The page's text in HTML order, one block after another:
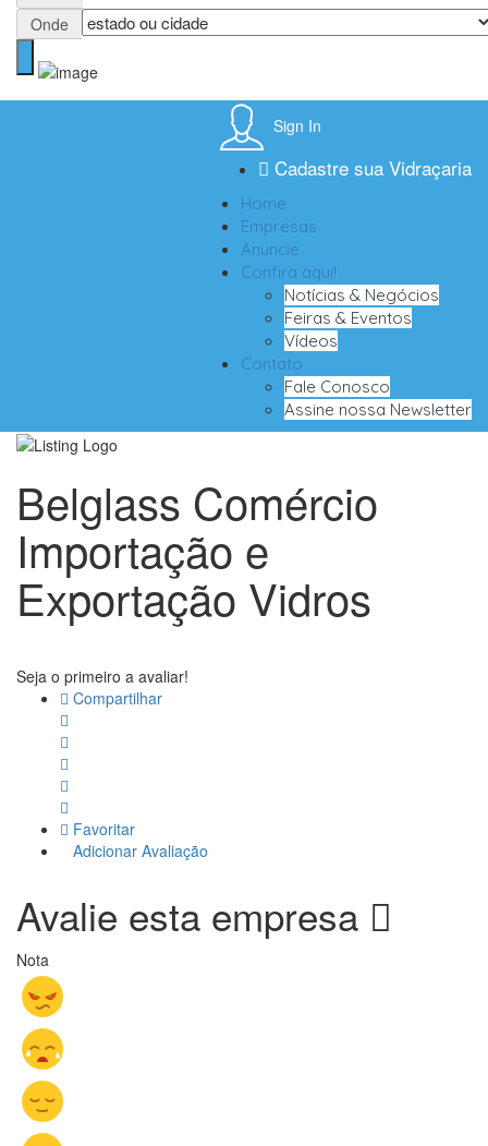
Onde
Sign In
Cadastre sua Vidraçaria
Home
Empresas
Anuncie
Confira aqui!
Notícias & Negócios
Feiras & Eventos
Vídeos
Contato
Fale Conosco
Assine nossa Newsletter
Belglass Comércio
Importação e
Exportação Vidros
Seja o primeiro a avaliar!
Compartilhar
Favoritar
Adicionar Avaliação
Avalie esta empresa
Nota